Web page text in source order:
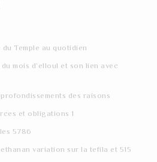
Temple au quotidien
mois d’elloul et son lien avec
des raisons
et obligations 1
5786
variation sur la tefila et 515